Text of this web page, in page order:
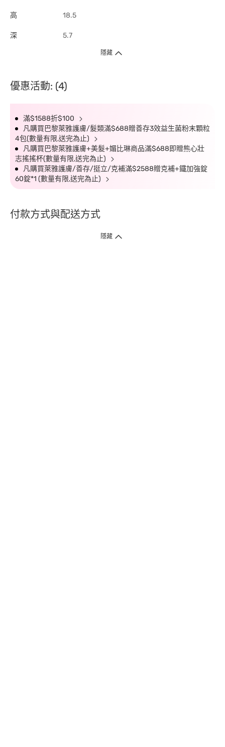
高 18.5
深 5.7
隱藏
優惠活動: (4)
滿$1588折$100
凡購買巴黎萊雅護膚/髮類滿$688贈善存3效益生菌粉末顆粒
4包(數量有限,送完為止)
凡購買巴黎萊雅護膚+美髮+媚比琳商品滿$688即贈熊心壯
志搖搖杯(數量有限,送完為止)
凡購買萊雅護膚/善存/挺立/克補滿$2588贈克補+鐵加強錠
60錠*1 (數量有限,送完為止)
付款方式與配送方式
隱藏